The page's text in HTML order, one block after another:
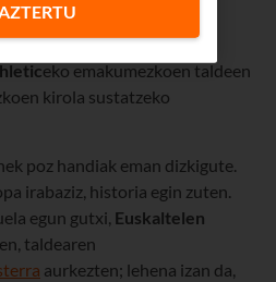
eko emakumezkoen taldeen
kirola sustatzeko
poz handiak eman dizkigute.
irabaziz, historia egin zuten.
egun gutxi, Euskaltelen
taldearen
aurkezten; lehena izan da,